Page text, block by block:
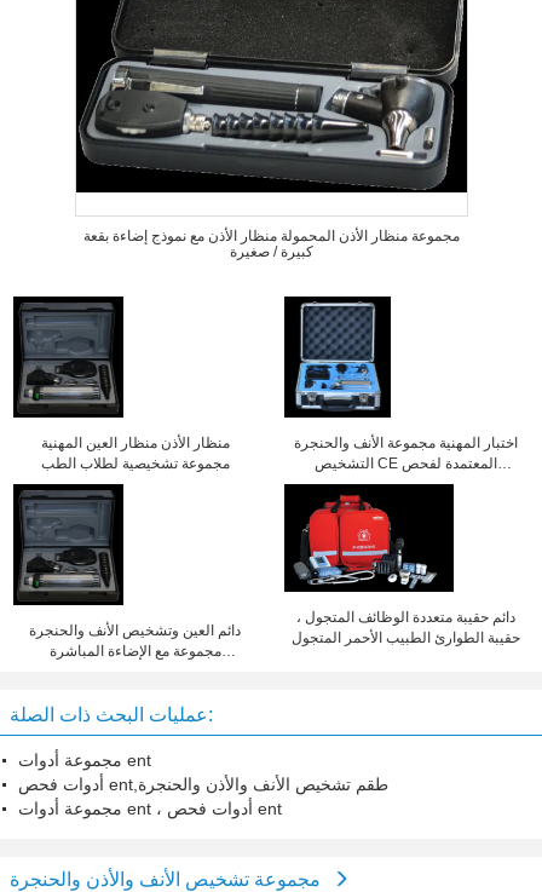
مجموعة منظار الأذن المحمولة منظار الأذن مع نموذج إضاءة بقعة
كبيرة / صغيرة
منظار الأذن منظار العين المهنية
مجموعة تشخيصية لطلاب الطب
اختبار المهنية مجموعة الأنف والحنجرة
التشخيص CE المعتمدة لفحص
المريض
دائم العين وتشخيص الأنف والحنجرة
مجموعة مع الإضاءة المباشرة
دائم حقيبة متعددة الوظائف المتجول ،
حقيبة الطوارئ الطبيب الأحمر المتجول
عمليات البحث ذات الصلة:
مجموعة أدوات ent
أدوات فحص ent,طقم تشخيص الأنف والأذن والحنجرة
مجموعة أدوات ent ، أدوات فحص ent
مجموعة تشخيص الأنف والأذن والحنجرة